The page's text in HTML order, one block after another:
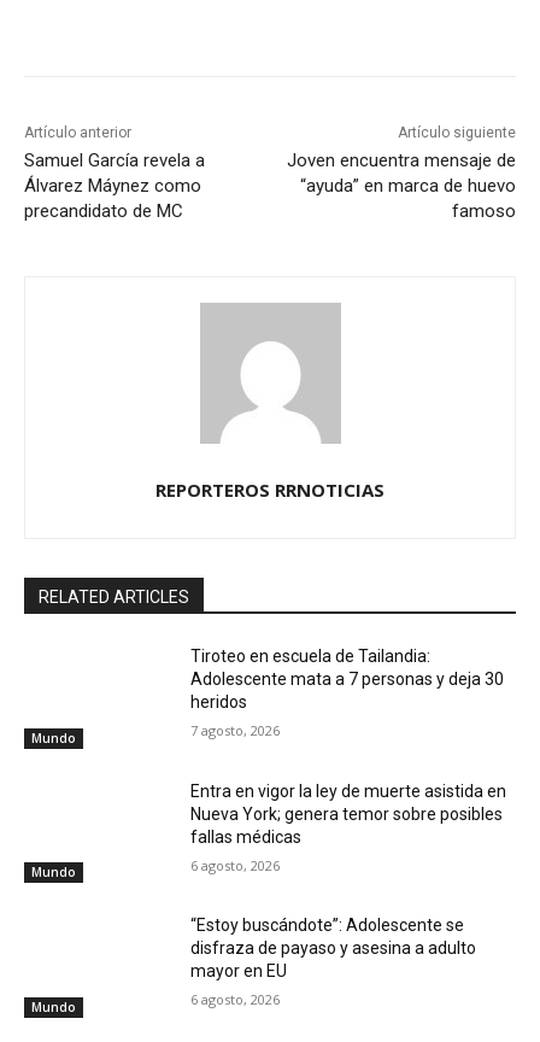
Artículo anterior
Samuel García revela a
Álvarez Máynez como
precandidato de MC
Artículo siguiente
Joven encuentra mensaje de
“ayuda” en marca de huevo
famoso
REPORTEROS RRNOTICIAS
RELATED ARTICLES
Mundo
Tiroteo en escuela de Tailandia:
Adolescente mata a 7 personas y deja 30
heridos
7 agosto, 2026
Mundo
Entra en vigor la ley de muerte asistida en
Nueva York; genera temor sobre posibles
fallas médicas
6 agosto, 2026
Mundo
“Estoy buscándote”: Adolescente se
disfraza de payaso y asesina a adulto
mayor en EU
6 agosto, 2026